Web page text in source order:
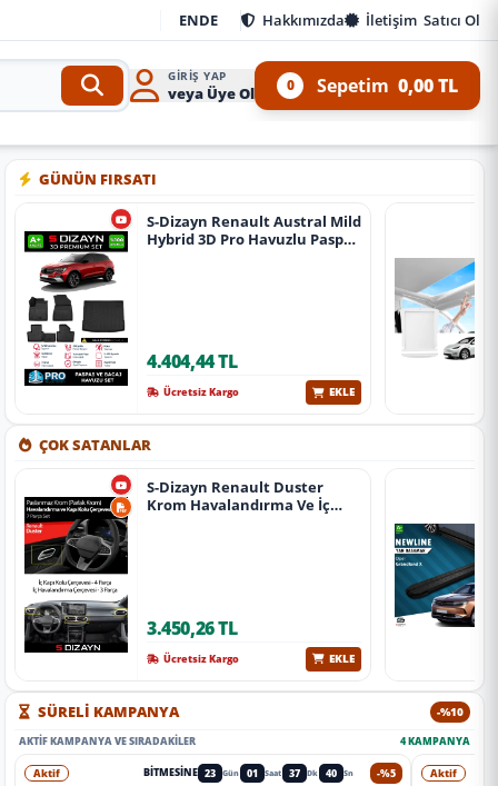
ENDE Hakkımızda İletişim Satıcı Ol
GIRIŞ YAP
veya Üye Ol 0 Sepetim 0,00 TL
GÜNÜN FIRSATI
S-Dizayn Renault Austral Mild
Hybrid 3D Pro Havuzlu Paspas
4.404,44 TL
Ücretsiz Kargo EKLE
ÇOK SATANLAR
S-Dizayn Renault Duster
Krom Havalandırma Ve İç
3.450,26 TL
Ücretsiz Kargo EKLE
SÜRELİ KAMPANYA -%10
AKTIF KAMPANYA VE SIRADAKILER 4 KAMPANYA
-%5
Aktif BITMESINE 23 Gün 01 Saat 37 Dk 38 Sn Aktif